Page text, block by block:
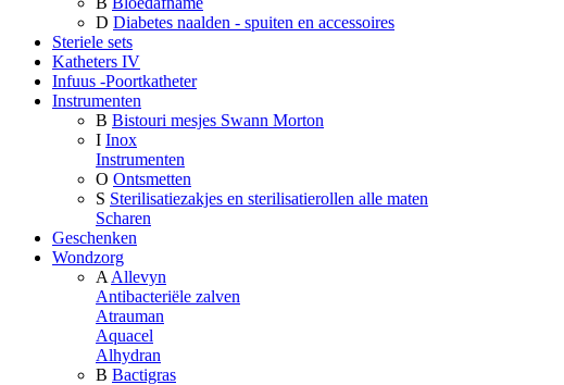
D Diabetes naalden - spuiten en accessoires
Steriele sets
Katheters IV
Infuus -Poortkatheter
Instrumenten
B Bistouri mesjes Swann Morton
I Inox
Instrumenten
O Ontsmetten
S Sterilisatiezakjes en sterilisatierollen alle maten
Scharen
Geschenken
Wondzorg
A Allevyn
Antibacteriële zalven
Atrauman
Aquacel
Alhydran
B Bactigras